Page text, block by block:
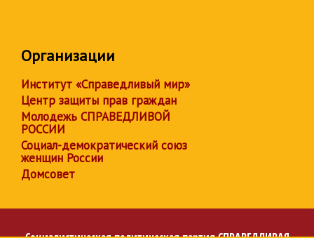
Организации
Институт «Справедливый мир»
Центр защиты прав граждан
Молодежь СПРАВЕДЛИВОЙ
РОССИИ
Социал-демократический союз
женщин России
Домсовет